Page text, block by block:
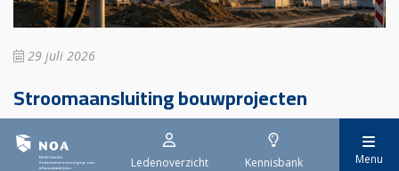
Ledenoverzicht Kennisbank Menu
29 juli 2026
Stroomaansluiting bouwprojecten
Het overvolle elektriciteitsnet zorgt ervoor dat de manier
waarop nieuwe stroomaansluitingen worden aangevraagd is